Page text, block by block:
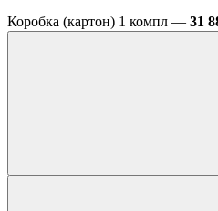
Коробка (картон) 1 компл — 31